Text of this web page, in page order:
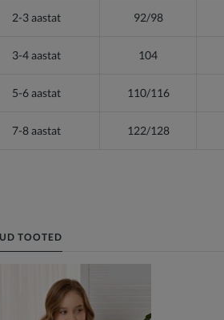
2-3 aastat 92/98
3-4 aastat 104
5-6 aastat 110/116
7-8 aastat 122/128
TOOTED